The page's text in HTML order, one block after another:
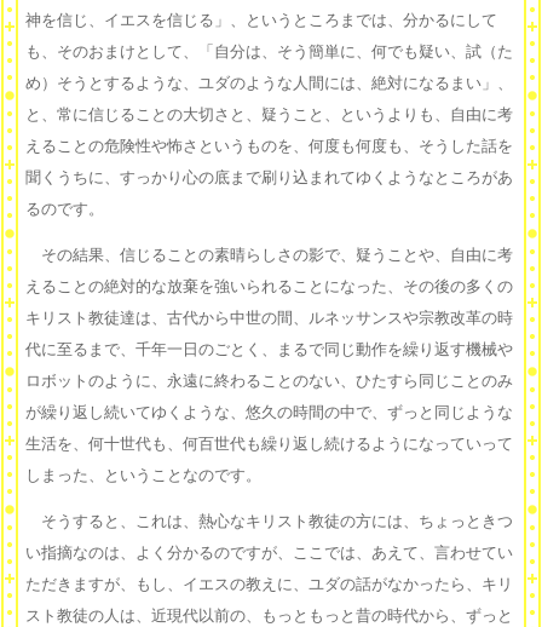
神を信じ、イエスを信じる」、というところまでは、分かるにして
も、そのおまけとして、「自分は、そう簡単に、何でも疑い、試（た
め）そうとするような、ユダのような人間には、絶対になるまい」、
と、常に信じることの大切さと、疑うこと、というよりも、自由に考
えることの危険性や怖さというものを、何度も何度も、そうした話を
聞くうちに、すっかり心の底まで刷り込まれてゆくようなところがあ
るのです。
その結果、信じることの素晴らしさの影で、疑うことや、自由に考
えることの絶対的な放棄を強いられることになった、その後の多くの
キリスト教徒達は、古代から中世の間、ルネッサンスや宗教改革の時
代に至るまで、千年一日のごとく、まるで同じ動作を繰り返す機械や
ロボットのように、永遠に終わることのない、ひたすら同じことのみ
が繰り返し続いてゆくような、悠久の時間の中で、ずっと同じような
生活を、何十世代も、何百世代も繰り返し続けるようになっていって
しまった、ということなのです。
そうすると、これは、熱心なキリスト教徒の方には、ちょっときつ
い指摘なのは、よく分かるのですが、ここでは、あえて、言わせてい
ただきますが、もし、イエスの教えに、ユダの話がなかったら、キリ
スト教徒の人は、近現代以前の、もっともっと昔の時代から、ずっと